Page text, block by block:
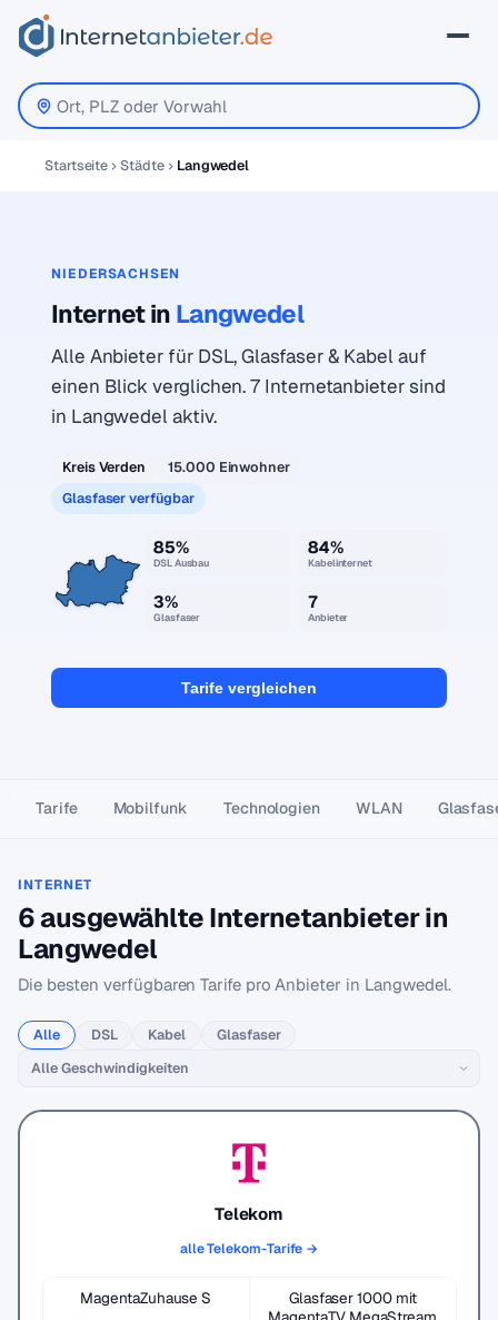
Startseite Städte Langwedel
NIEDERSACHSEN
Internet in Langwedel
Alle Anbieter für DSL, Glasfaser & Kabel auf
einen Blick verglichen. 7 Internetanbieter sind
in Langwedel aktiv.
Kreis Verden
15.000 Einwohner
Glasfaser verfügbar
85%
DSL Ausbau
84%
Kabelinternet
3%
Glasfaser
7
Anbieter
Tarife vergleichen
Tarife Mobilfunk Technologien WLAN
INTERNET
6 ausgewählte Internetanbieter in
Langwedel
Die besten verfügbaren Tarife pro Anbieter in Langwedel.
Alle DSL Kabel Glasfaser
Telekom
alle Telekom-Tarife →
MagentaZuhause S
Glasfaser 1000 mit